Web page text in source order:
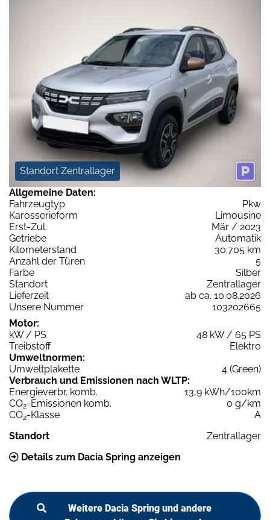
Standort Zentrallager
Allgemeine Daten:
Fahrzeugtyp
Pkw
Karosserieform
Limousine
Erst-Zul.
Mär / 2023
Getriebe
Automatik
Kilometerstand
30.705 km
Anzahl der Türen
5
Farbe
Silber
Standort
Zentrallager
Lieferzeit
ab ca. 10.08.2026
Unsere Nummer
103202665
Motor:
kW / PS
48 kW / 65 PS
Treibstoff
Elektro
Umweltnormen:
Umweltplakette
4 (Green)
Verbrauch und Emissionen nach WLTP:
Energieverbr. komb.
13,9 kWh/100km
CO2-Emissionen komb.
0 g/km
CO2-Klasse
A
Standort
Zentrallager
Details zum Dacia Spring anzeigen
Weitere Dacia Spring und andere